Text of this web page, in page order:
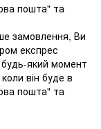
пошта" та
замовлення, Ви
експрес
який момент
він буде в
пошта" та